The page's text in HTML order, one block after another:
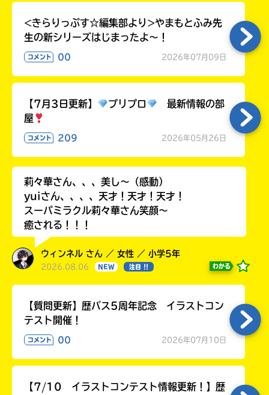
<きらりっぷす☆編集部より>やまもとふみ先
生の新シリーズはじまったよ～！
コメント 00 2026年07月09日
【7月3日更新】 プリプロ
最新情報の部
屋
コメント 209 2026年05月26日
莉々華さん、、、美し〜（感動）
yuiさん、、、、天才！天才！天才！
スーパミラクル莉々華さん笑顔〜
癒される！！！
ウィンネル さん ／ 女性 ／ 小学5年
2026.08.06 NEW 注目 !! わかる
【質問更新】歴バス5周年記念 イラストコン
テスト開催！
コメント 00 2026年07月10日
【7/10 イラストコンテスト情報更新！】歴
て
ね